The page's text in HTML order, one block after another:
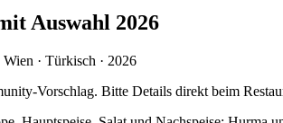
Auswahl 2026
Wien · Türkisch · 2026
Vorschlag. Bitte Details direkt beim